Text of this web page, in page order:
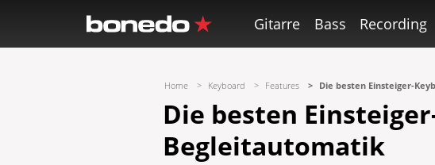
Gitarre Bass Recording
Home Keyboard Features Die besten Einsteiger-
Die besten
Begleitautomatik